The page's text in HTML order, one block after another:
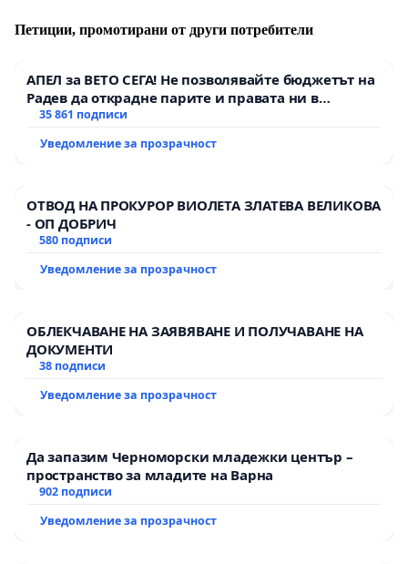
ценности: Продължаването на
дипломатическите отношения с Русия в
принадлежността на България към Европейския
и защита на общите ценности изискват
решителни действия срещу агресори, които
Морална и етична отговорност: Като нация,
която е преживяла тоталитарен режим,
България има морална и етична отговорност да
дипломатически отношения с Русия в момент,
когато тя води война срещу Украйна, изпраща
погрешен сигнал и е в разрез с нашите
Петиции, промотирани от други потребители
АПЕЛ за ВЕТО СЕГА! Не позволявайте бюджетът на
Радев да открадне парите и правата ни в
тъмното
35 861 подписи
Уведомление за прозрачност
ОТВОД НА ПРОКУРОР ВИОЛЕТА ЗЛАТЕВА ВЕЛИКОВА
- ОП ДОБРИЧ
580 подписи
Уведомление за прозрачност
ОБЛЕКЧАВАНЕ НА ЗАЯВЯВАНЕ И ПОЛУЧАВАНЕ НА
ДОКУМЕНТИ
38 подписи
Уведомление за прозрачност
Да запазим Черноморски младежки център –
пространство за младите на Варна
902 подписи
Уведомление за прозрачност